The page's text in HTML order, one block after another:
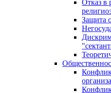
Отказ в
Защита